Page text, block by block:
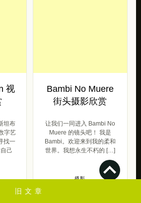
旧文章
视
坦布
字艺
找一
己
Bambi No Muere
街头摄影欣赏
让我们一同进入 Bambi No
Muere 的镜头吧！ 我是
Bambi。欢迎来到我的柔和
世界。我想永生不朽的 […]
摄影